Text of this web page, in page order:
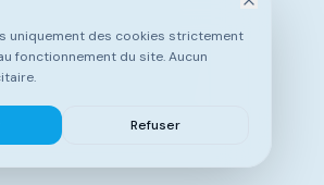
uniquement des cookies strictement
fonctionnement du site. Aucun
Refuser